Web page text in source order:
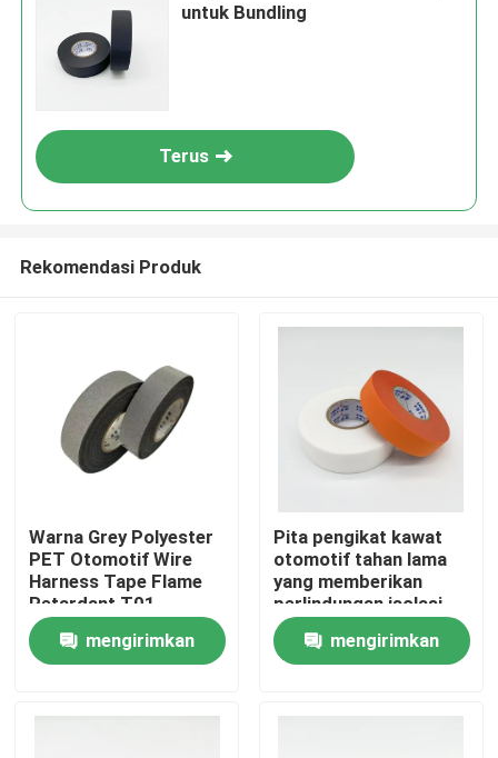
Rumah
untuk Bundling
Terus
Rekomendasi Produk
Warna Grey Polyester
PET Otomotif Wire
Harness Tape Flame
Retardant T01
mengirimkan
Pita pengikat kawat
otomotif tahan lama
yang memberikan
perlindungan isolasi
listrik dan kinerja
tahan lama untuk
aplikasi kabel
mengirimkan